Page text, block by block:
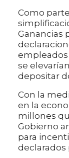
Como
Ganancias
se
depositar
Con la
en la
millones
Gobierno
para
declarados